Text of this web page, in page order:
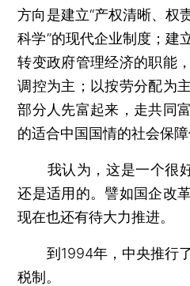
方向是建立“产权清晰、权
科学”的现代企业制度；建
转变政府管理经济的职能
调控为主；以按劳分配为
部分人先富起来，走共同
的适合中国国情的社会保障
我认为，这是一个很好
还是适用的。譬如国企改
现在也还有待大力推进。
到1994年，中央推行了
税制。